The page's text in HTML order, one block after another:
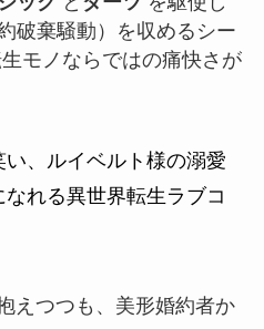
破棄騒動）を収めるシー
モノならではの痛快さが
い、ルイベルト様の溺愛
れる異世界転生ラブコ
えつつも、美形婚約者か